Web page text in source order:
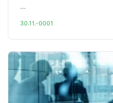
...
30.11.-0001